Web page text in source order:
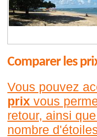
Comparer les
Vous pouvez
prix vous
retour, ainsi
nombre